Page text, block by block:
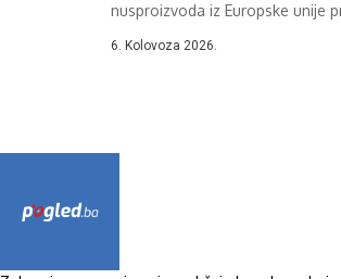
nusproizvoda iz Europske unije
6. Kolovoza 2026.